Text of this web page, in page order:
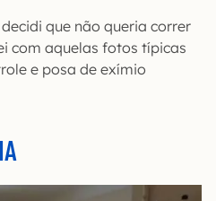
que não queria correr
com aquelas fotos típicas
e posa de exímio